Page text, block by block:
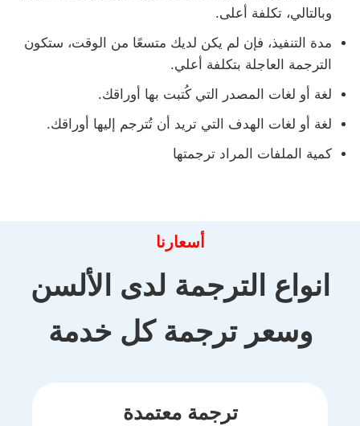
وبالتالي، تكلفة أعلى.
مدة التنفيذ، فإن لم يكن لديك متسعًا من الوقت، ستكون
الترجمة العاجلة بتكلفة أعلي.
لغة أو لغات المصدر التي كُتبت بها أوراقك.
لغة أو لغات الهدف التي تريد أن تُترجم إليها أوراقك.
كمية الملفات المراد ترجمتها
أسعارنا
انواع الترجمة لدى الألسن
وسعر ترجمة كل خدمة
ترجمة معتمدة